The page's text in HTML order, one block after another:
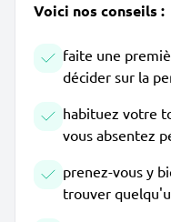
Voici nos conseils :
faite une
décider sur la
habituez votre
vous absentez
prenez-vous y
trouver